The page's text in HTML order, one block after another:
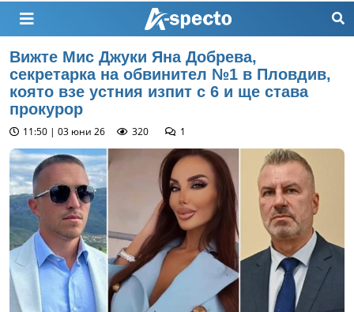
Вижте Мис Джуки Яна Добрева,
секретарка на обвинител №1 в Пловдив,
която взе устния изпит с 6 и ще става
прокурор
11:50 | 03 юни 26 320 1